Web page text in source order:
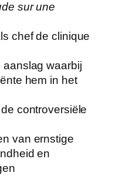
sur une
chef de clinique
aanslag waarbij
hem in het
controversiële
van ernstige
en